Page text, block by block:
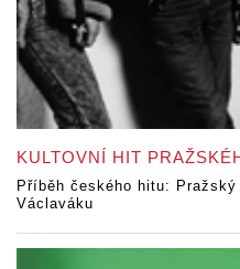
KULTOVNÍ HIT
Příběh českého hitu:
Václaváku